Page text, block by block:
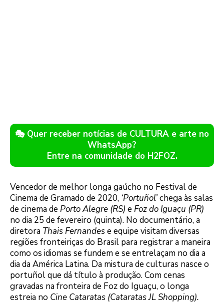
🎭 Quer receber notícias de CULTURA e arte no
WhatsApp?
Entre na comunidade do H2FOZ.
Vencedor de melhor longa gaúcho no Festival de
Cinema de Gramado de 2020, ‘Portuñol’chega às salas
de cinema de Porto Alegre (RS) e Foz do Iguaçu (PR)
no dia 25 de fevereiro (quinta). No documentário, a
diretora Thais Fernandese equipe visitam diversas
regiões fronteiriças do Brasil para registrar a maneira
como os idiomas se fundem e se entrelaçam no dia a
dia da América Latina. Da mistura de culturas nasce o
portuñol que dá título à produção. Com cenas
gravadas na fronteira de Foz do Iguaçu, o longa
estreia no Cine Cataratas (Cataratas JL Shopping).